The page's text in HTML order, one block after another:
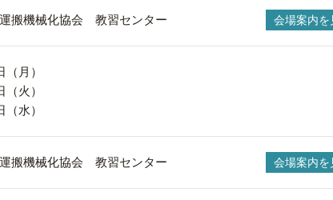
搬機械化協会 教習センター 会場案内を
（月）
（火）
（水）
搬機械化協会 教習センター 会場案内を